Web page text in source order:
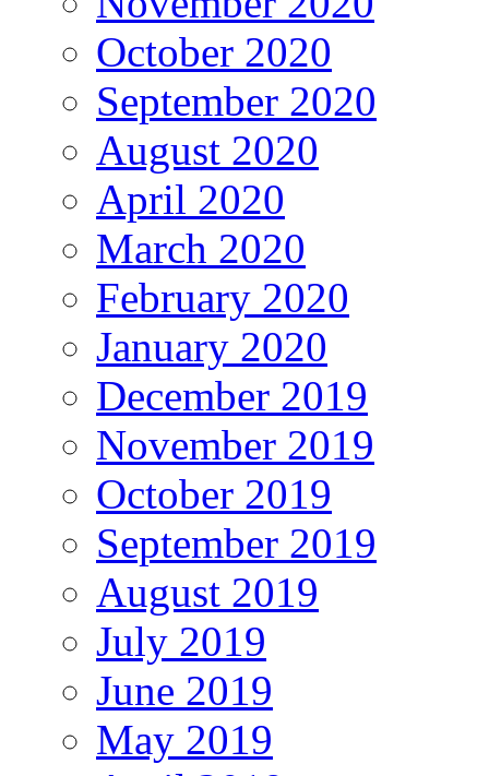
October 2020
September 2020
August 2020
April 2020
March 2020
February 2020
January 2020
December 2019
November 2019
October 2019
September 2019
August 2019
July 2019
June 2019
May 2019